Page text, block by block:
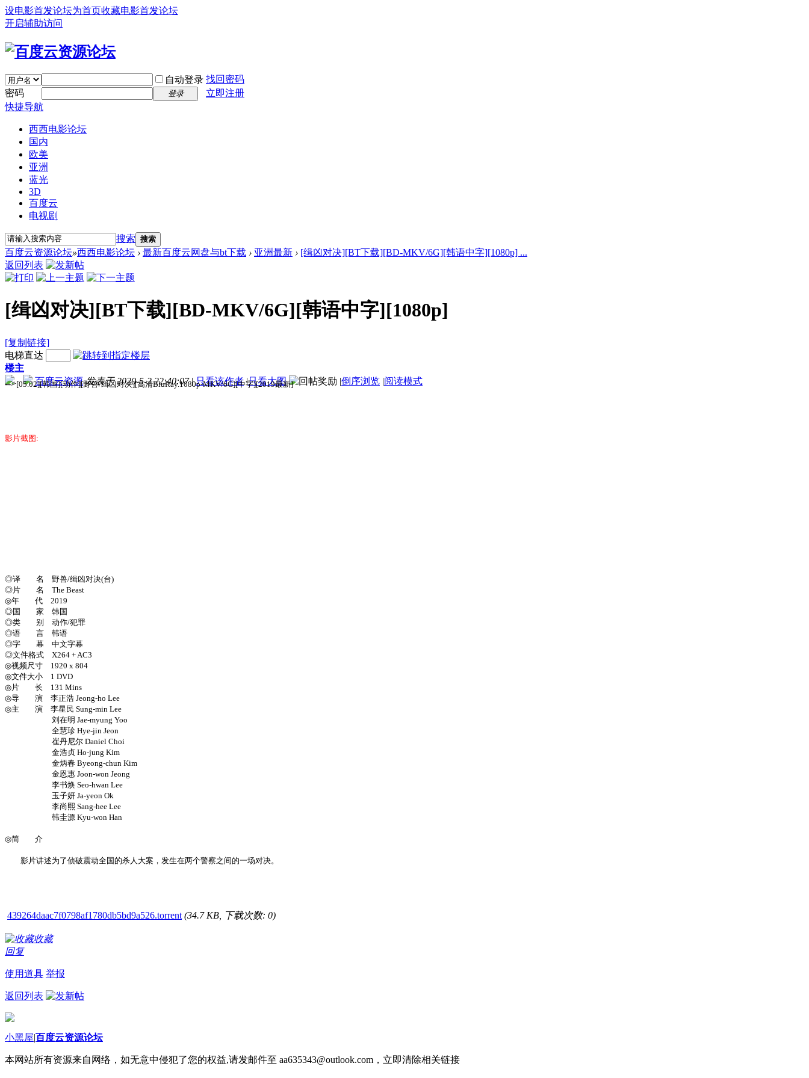
设电影首发论坛为首页收藏电影首发论坛
开启辅助访问
自动登录 找回密码
密码
登录
立即注册
快捷导航
西西电影论坛
国内
欧美
亚洲
蓝光
3D
百度云
电视剧
搜索 搜索
百度云资源论坛»西西电影论坛 › 最新百度云网盘与bt下载 › 亚洲最新 › [缉凶对决][BT下载][BD-MKV/6G][韩语中字][1080p] ...
返回列表
[缉凶对决][BT下载][BD-MKV/6G][韩语中字][1080p]
[复制链接]
电梯直达
楼主
百度云资源 发表于 2020-5-2 22:40:07 | 只看该作者 |只看大图 |倒序浏览 |阅读模式
-->[05.02][韩国][动作][野兽/缉凶对决][高清BluRay.1080p-MKV/6G][中字][2019最新]
影片截图:
◎译 名 野兽/缉凶对决(台)
◎片 名 The Beast
◎年 代 2019
◎国 家 韩国
◎类 别 动作/犯罪
◎语 言 韩语
◎字 幕 中文字幕
◎文件格式 X264 + AC3
◎视频尺寸 1920 x 804
◎文件大小 1 DVD
◎片 长 131 Mins
◎导 演 李正浩 Jeong-ho Lee
◎主 演 李星民 Sung-min Lee
刘在明 Jae-myung Yoo
全慧珍 Hye-jin Jeon
崔丹尼尔 Daniel Choi
金浩贞 Ho-jung Kim
金炳春 Byeong-chun Kim
金恩惠 Joon-won Jeong
李书焕 Seo-hwan Lee
玉子妍 Ja-yeon Ok
李尚熙 Sang-hee Lee
韩圭源 Kyu-won Han
◎简 介
影片讲述为了侦破震动全国的杀人大案，发生在两个警察之间的一场对决。
439264daac7f0798af1780db5bd9a526.torrent (34.7 KB, 下载次数: 0)
收藏
回复
使用道具 举报
返回列表
小黑屋|百度云资源论坛
本网站所有资源来自网络，如无意中侵犯了您的权益,请发邮件至 aa635343@outlook.com ，立即清除相关链接